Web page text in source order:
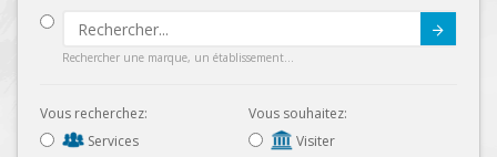
Rechercher une marque, un établissement...
Vous recherchez:
Services
Vous souhaitez:
Visiter